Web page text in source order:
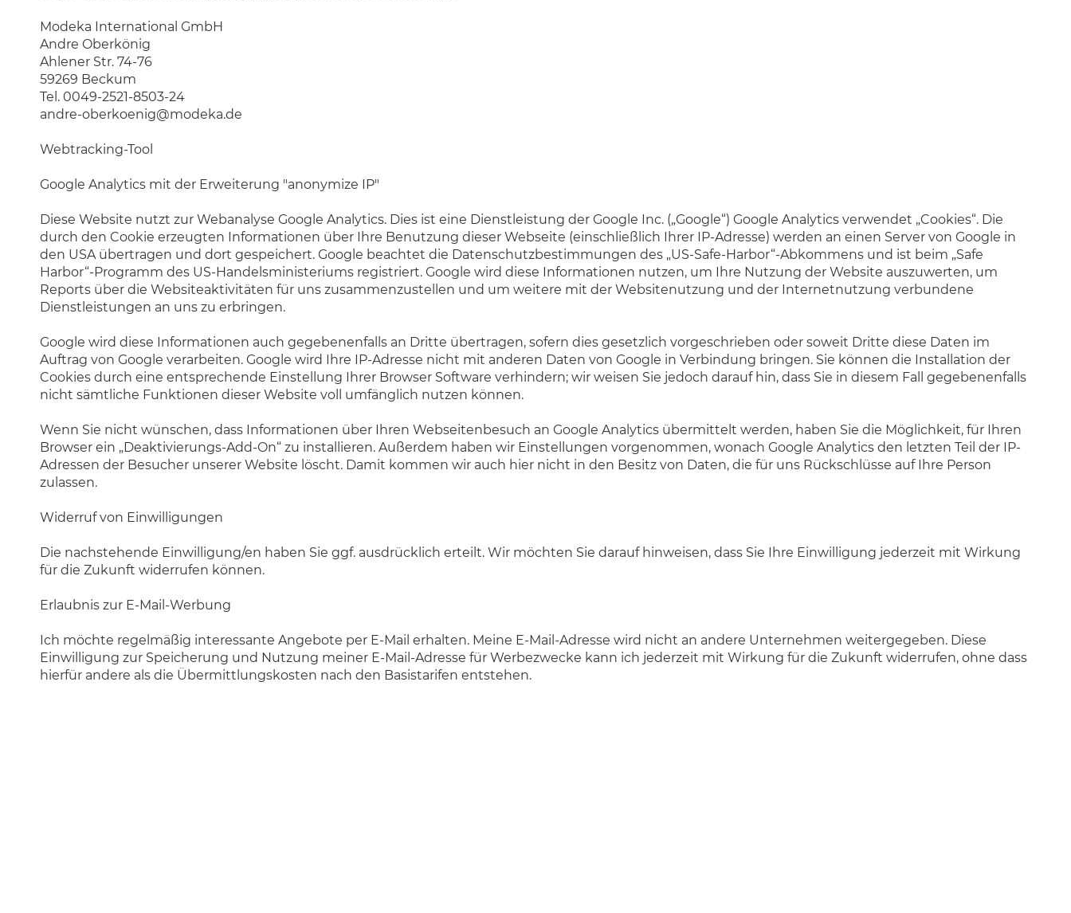
Modeka International GmbH
Andre Oberkönig
Ahlener Str. 74-76
59269 Beckum
Tel. 0049-2521-8503-24
andre-oberkoenig@modeka.de
Webtracking-Tool
Google Analytics mit der Erweiterung "anonymize IP"
Diese Website nutzt zur Webanalyse Google Analytics. Dies ist eine Dienstleistung der Google Inc. („Google“) Google Analytics verwendet „Cookies“. Die
durch den Cookie erzeugten Informationen über Ihre Benutzung dieser Webseite (einschließlich Ihrer IP-Adresse) werden an einen Server von Google in
den USA übertragen und dort gespeichert. Google beachtet die Datenschutzbestimmungen des „US-Safe-Harbor“-Abkommens und ist beim „Safe
Harbor“-Programm des US-Handelsministeriums registriert. Google wird diese Informationen nutzen, um Ihre Nutzung der Website auszuwerten, um
Reports über die Websiteaktivitäten für uns zusammenzustellen und um weitere mit der Websitenutzung und der Internetnutzung verbundene
Dienstleistungen an uns zu erbringen.
Google wird diese Informationen auch gegebenenfalls an Dritte übertragen, sofern dies gesetzlich vorgeschrieben oder soweit Dritte diese Daten im
Auftrag von Google verarbeiten. Google wird Ihre IP-Adresse nicht mit anderen Daten von Google in Verbindung bringen. Sie können die Installation der
Cookies durch eine entsprechende Einstellung Ihrer Browser Software verhindern; wir weisen Sie jedoch darauf hin, dass Sie in diesem Fall gegebenenfalls
nicht sämtliche Funktionen dieser Website voll umfänglich nutzen können.
Wenn Sie nicht wünschen, dass Informationen über Ihren Webseitenbesuch an Google Analytics übermittelt werden, haben Sie die Möglichkeit, für Ihren
Browser ein „Deaktivierungs-Add-On“ zu installieren. Außerdem haben wir Einstellungen vorgenommen, wonach Google Analytics den letzten Teil der IP-
Adressen der Besucher unserer Website löscht. Damit kommen wir auch hier nicht in den Besitz von Daten, die für uns Rückschlüsse auf Ihre Person
zulassen.
Widerruf von Einwilligungen
Die nachstehende Einwilligung/en haben Sie ggf. ausdrücklich erteilt. Wir möchten Sie darauf hinweisen, dass Sie Ihre Einwilligung jederzeit mit Wirkung
für die Zukunft widerrufen können.
Erlaubnis zur E-Mail-Werbung
Ich möchte regelmäßig interessante Angebote per E-Mail erhalten. Meine E-Mail-Adresse wird nicht an andere Unternehmen weitergegeben. Diese
Einwilligung zur Speicherung und Nutzung meiner E-Mail-Adresse für Werbezwecke kann ich jederzeit mit Wirkung für die Zukunft widerrufen, ohne dass
hierfür andere als die Übermittlungskosten nach den Basistarifen entstehen.